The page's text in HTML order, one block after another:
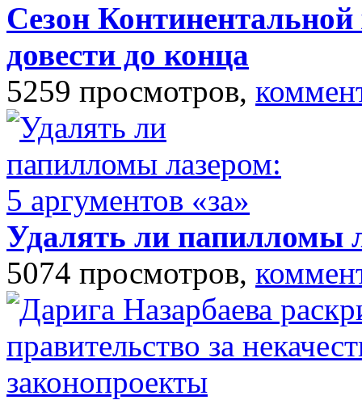
Сезон
довести до конца
5259 просмотров,
Удалять ли папилломы
5074 просмотров,